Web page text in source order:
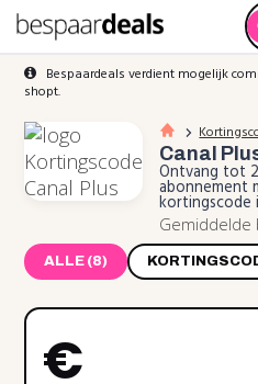
Bespaardeals verdient mogelijk
shopt.
Canal
Ontvang tot
abonnement
kortingscode
Gemiddelde
ALLE (8)
€